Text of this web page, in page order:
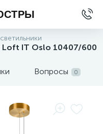
Loft IT Oslo 10407/600
Вопросы 0